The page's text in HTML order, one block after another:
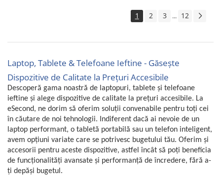
1 2 3 ... 12
Laptop, Tablete & Telefoane Ieftine - Găsește
Dispozitive de Calitate la Prețuri Accesibile
Descoperă gama noastră de laptopuri, tablete și telefoane
ieftine și alege dispozitive de calitate la prețuri accesibile. La
eSecond, ne dorim să oferim soluții convenabile pentru toți cei
în căutare de noi tehnologii. Indiferent dacă ai nevoie de un
laptop performant, o tabletă portabilă sau un telefon inteligent,
avem opțiuni variate care se potrivesc bugetului tău. Oferim și
accesorii pentru aceste dispozitive, astfel încât să poți beneficia
de funcționalități avansate și performanță de încredere, fără a-
ți depăși bugetul.